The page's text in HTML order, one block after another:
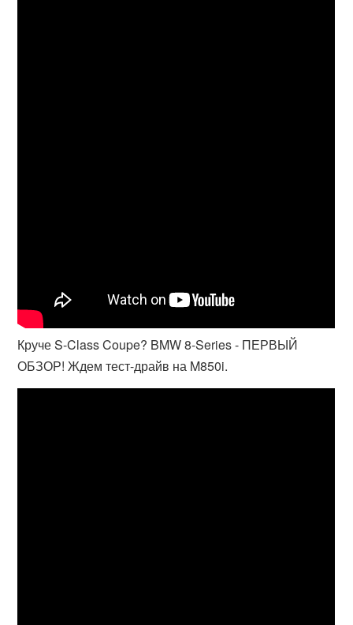
Круче S-Class Coupe? BMW 8-Series - ПЕРВЫЙ
ОБЗОР! Ждем тест-драйв на M850i.